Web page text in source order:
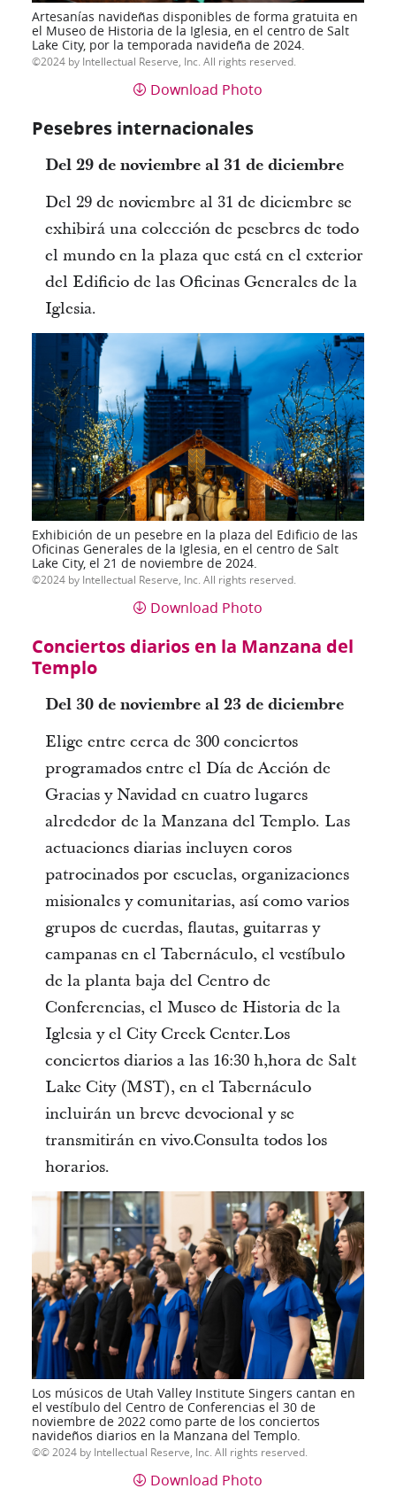
Artesanías navideñas disponibles de forma gratuita en
el Museo de Historia de la Iglesia, en el centro de Salt
Lake City, por la temporada navideña de 2024.
2024 by Intellectual Reserve, Inc. All rights reserved.
Download Photo
Pesebres internacionales
Del 29 de noviembre al 31 de diciembre
Del 29 de noviembre al 31 de diciembre se
exhibirá una colección de pesebres de todo
el mundo en la plaza que está en el exterior
del Edificio de las Oficinas Generales de la
Iglesia.
Exhibición de un pesebre en la plaza del Edificio de las
Oficinas Generales de la Iglesia, en el centro de Salt
Lake City, el 21 de noviembre de 2024.
2024 by Intellectual Reserve, Inc. All rights reserved.
Download Photo
Conciertos diarios en la Manzana del
Templo
Del 30 de noviembre al 23 de diciembre
Elige entre cerca de 300 conciertos
programados entre el Día de Acción de
Gracias y Navidad en cuatro lugares
alrededor de la Manzana del Templo. Las
actuaciones diarias incluyen coros
patrocinados por escuelas, organizaciones
misionales y comunitarias, así como varios
grupos de cuerdas, flautas, guitarras y
campanas en el Tabernáculo, el vestíbulo
de la planta baja del Centro de
Conferencias, el Museo de Historia de la
Iglesia y el City Creek Center.Los
conciertos diarios a las 16:30 h,hora de Salt
Lake City (MST), en el Tabernáculo
incluirán un breve devocional y se
transmitirán en vivo.Consulta todos los
horarios.
Los músicos de Utah Valley Institute Singers cantan en
el vestíbulo del Centro de Conferencias el 30 de
noviembre de 2022 como parte de los conciertos
navideños diarios en la Manzana del Templo.
© 2024 by Intellectual Reserve, Inc. All rights reserved.
Download Photo